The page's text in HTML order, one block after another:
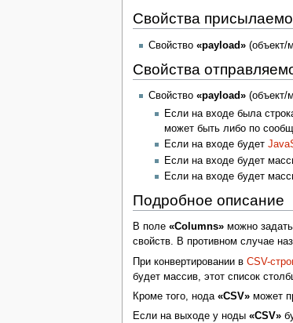
Свойства
Свойство «payload»(объект/
Свойства
Свойство «payload»(объект/
Если на входе была
может быть либо по
Если на входе будет
Если на входе будет
Если на входе будет
Подробное описание
В поле «Columns»можно задать
свойств. В противном случае
При конвертировании в CSV-
будет массив, этот список
Кроме того, нода «CSV»может
Если на выходе у ноды «CSV»